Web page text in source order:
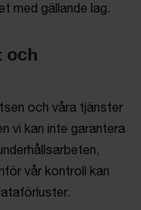
med gällande lag.
och
och våra tjänster
vi kan inte garantera
vår kontroll kan